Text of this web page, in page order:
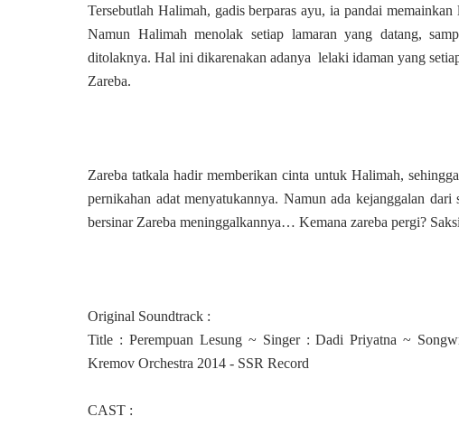
Tersebutlah Halimah, gadisberparas ayu,ia pandai memainkan
Namun Halimahmenolak setiap lamaran yang datang,
ditolaknya. Hal ini dikarenakan adanya lelaki idamanyang
Zareba.
Zareba tatkala hadir memberikan cinta untuk Halimah,
pernikahan adat menyatukannya. Namun ada kejanggalan
bersinar Zareba meninggalkannya… Kemana zareba pergi?
Original Soundtrack :
Title : Perempuan Lesung ~ Singer : Dadi Priyatna ~
Kremov Orchestra 2014 - SSR Record
CAST :